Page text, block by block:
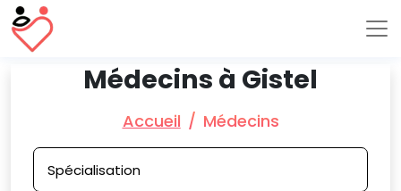
Médecins à Gistel
Accueil Médecins